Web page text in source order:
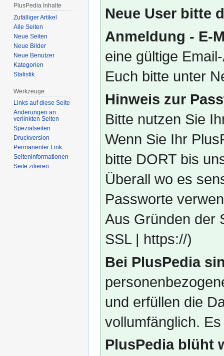
Neue User bitte
Anmeldung - E-
eine gültige
Euch bitte unter
Hinweis zur
Bitte nutzen Sie
Wenn Sie Ihr
bitte DORT bis
Überall wo es
Passworte
Aus Gründen der
SSL | https://)
Bei PlusPedia
und erfüllen die
vollumfänglich.
PlusPedia blüht
PlusPedia Inhalte
Zufälliger Artikel
Alle Seiten
Neue Seiten
Neue Bilder
Neue Benutzer
Kategorien
Statistik
Werkzeuge
Links auf diese Seite
Änderungen an
verlinkten Seiten
Spezialseiten
Druckversion
Permanenter Link
Seiten­­informationen
Seite zitieren